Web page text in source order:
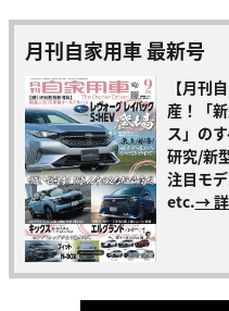
月刊自家用車 最新号
【月刊
産！「
ス」の
研究/新
注目モ
etc.→ 詳